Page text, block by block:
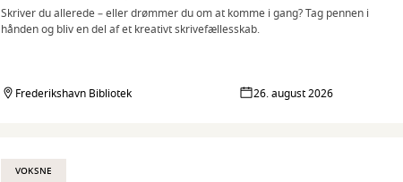
Skriver du allerede – eller drømmer du om at komme i gang? Tag pennen i
hånden og bliv en del af et kreativt skrivefællesskab.
Frederikshavn Bibliotek 26. august 2026
VOKSNE